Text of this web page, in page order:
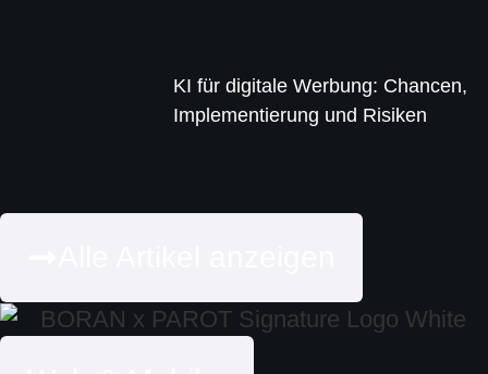
KI für digitale Werbung: Chancen,
Implementierung und Risiken